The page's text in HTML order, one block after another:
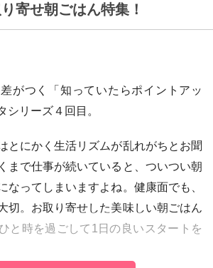
寄せ朝ごはん特集！
がつく「知っていたらポイントアッ
シリーズ４回目。
とにかく生活リズムが乱れがちとお聞
まで仕事が続いていると、ついつい朝
なってしまいますよね。健康面でも、
切。お取り寄せした美味しい朝ごはん
と時を過ごして1日の良いスタートを